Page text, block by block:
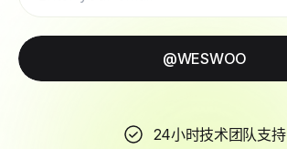
@WESWOO
24小时技术团队支持